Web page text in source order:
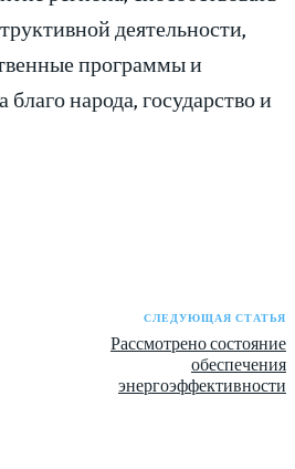
деятельности,
программы и
народа, государство и
СЛЕДУЮЩАЯ СТАТЬЯ
Рассмотрено состояние
обеспечения
энергоэффективности